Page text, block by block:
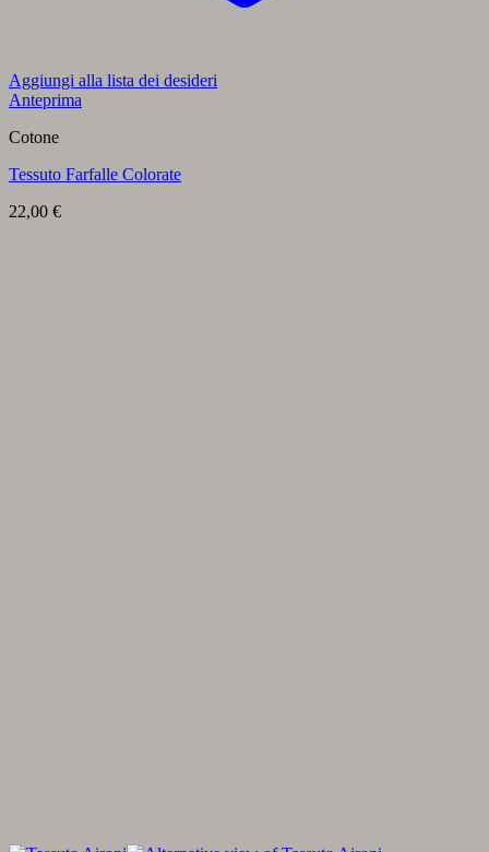
Aggiungi alla lista dei desideri
Anteprima
Cotone
Tessuto Farfalle Colorate
22,00 €